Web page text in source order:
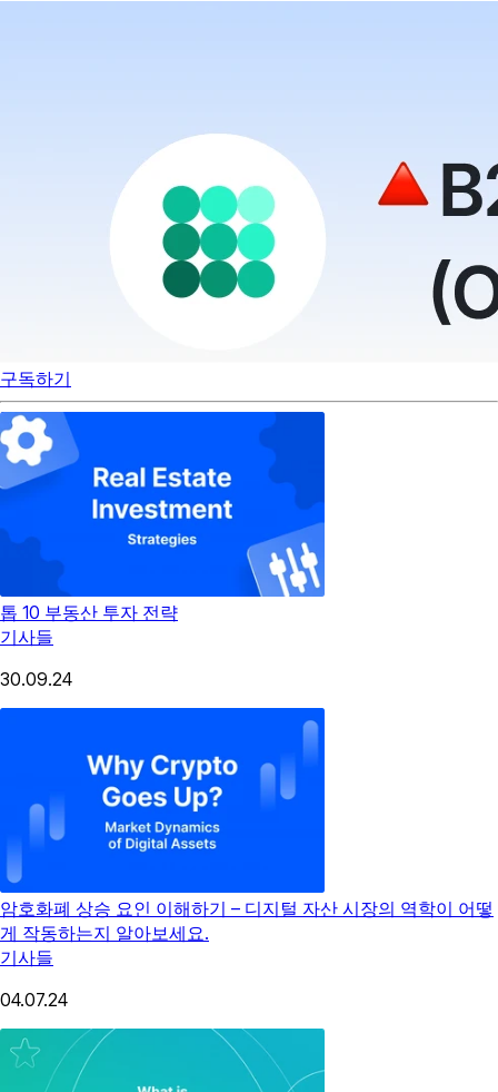
구독하기
톱 10 부동산 투자 전략
기사들
30.09.24
암호화폐 상승 요인 이해하기 – 디지털 자산 시장의 역학이 어떻
게 작동하는지 알아보세요.
기사들
04.07.24